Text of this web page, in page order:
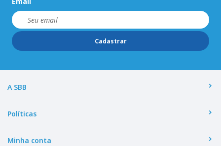
Cadastrar
A SBB
Políticas
Minha conta